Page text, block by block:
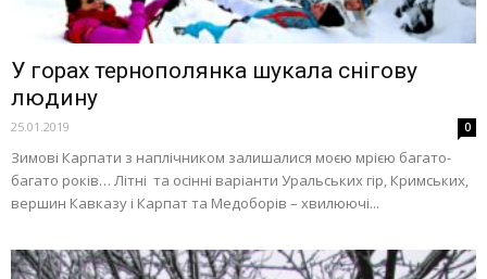
У горах тернополянка шукала снігову
людину
25.01.2019 0
Зимові Карпати з наплічником залишалися моєю мрією багато-
багато років… Літні та осінні варіанти Уральських гір, Кримських,
вершин Кавказу і Карпат та Медоборів – хвилюючі...